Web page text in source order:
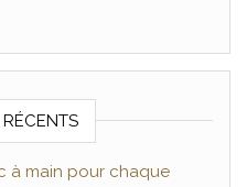
à main pour chaque